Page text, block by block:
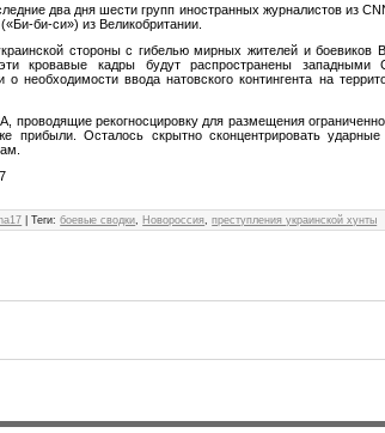
два дня шести групп иностранных журналистов из
би-си») из Великобритании.
стороны с гибелью мирных жителей и боевиков
кровавые кадры будут распространены
необходимости ввода натовского контингента на
рекогносцировку для размещения
Осталось скрытно сконцентрировать ударные
|Теги: боевые сводки, Новороссия,преступления украинской хунты